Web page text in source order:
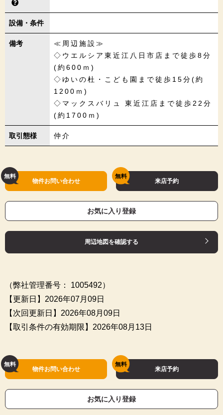
設備・条件
備考
≪周辺施設≫
◇ウエルシア東近江八日市店まで徒歩8分
(約600ｍ)
◇ゆいの杜・こども園まで徒歩15分(約
1200ｍ)
◇マックスバリュ 東近江店まで徒歩22分
(約1700ｍ)
取引態様 仲介
物件お問い合わせ 来店予約
お気に入り登録
周辺地図を確認する
（弊社管理番号： 1005492）
【更新日】2026年07月09日
【次回更新日】2026年08月09日
【取引条件の有効期限】2026年08月13日
物件お問い合わせ 来店予約
お気に入り登録